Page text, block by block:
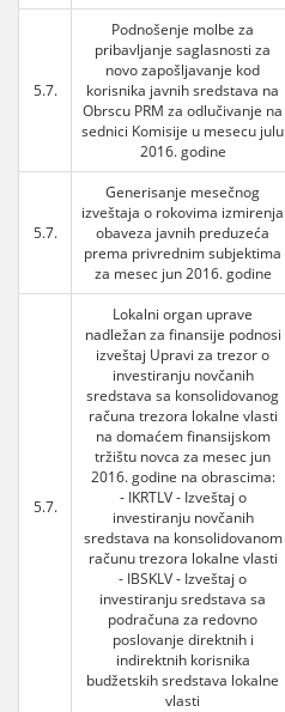
5.7.
Podnošenje molbe za
pribavljanje saglasnosti za
novo zapošljavanje kod
korisnika javnih sredstava na
Obrscu PRM za odlučivanje na
sednici Komisije u mesecu julu
2016. godine
5.7.
Generisanje mesečnog
izveštaja o rokovima izmirenja
obaveza javnih preduzeća
prema privrednim subjektima
za mesec jun 2016. godine
5.7.
Lokalni organ uprave
nadležan za finansije podnosi
izveštaj Upravi za trezor o
investiranju novčanih
sredstava sa konsolidovanog
računa trezora lokalne vlasti
na domaćem finansijskom
tržištu novca za mesec jun
2016. godine na obrascima:
- IKRTLV - Izveštaj o
investiranju novčanih
sredstava na konsolidovanom
računu trezora lokalne vlasti
- IBSKLV - Izveštaj o
investiranju sredstava sa
podračuna za redovno
poslovanje direktnih i
indirektnih korisnika
budžetskih sredstava lokalne
vlasti